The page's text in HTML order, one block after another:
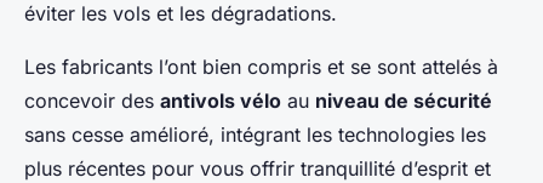
éviter les vols et les dégradations.
Les fabricants l’ont bien compris et se sont attelés à
concevoir des antivols vélo au niveau de sécurité
sans cesse amélioré, intégrant les technologies les
plus récentes pour vous offrir tranquillité d’esprit et